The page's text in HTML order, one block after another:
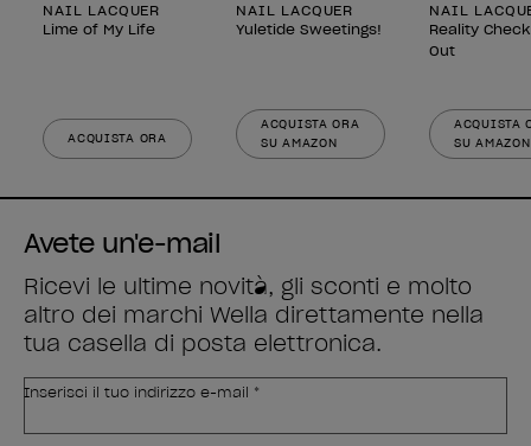
NAIL LACQUER
Lime of My Life
ACQUISTA ORA
NAIL LACQUER
Yuletide Sweetings!
ACQUISTA ORA
SU AMAZON
NAIL
Reality
Out
ACQUISTA
SU AMAZON
Avete un'e-mail
Ricevi le ultime novità, gli sconti e molto
altro dei marchi Wella direttamente nella
tua casella di posta elettronica.
Inserisci il tuo indirizzo e-mail *